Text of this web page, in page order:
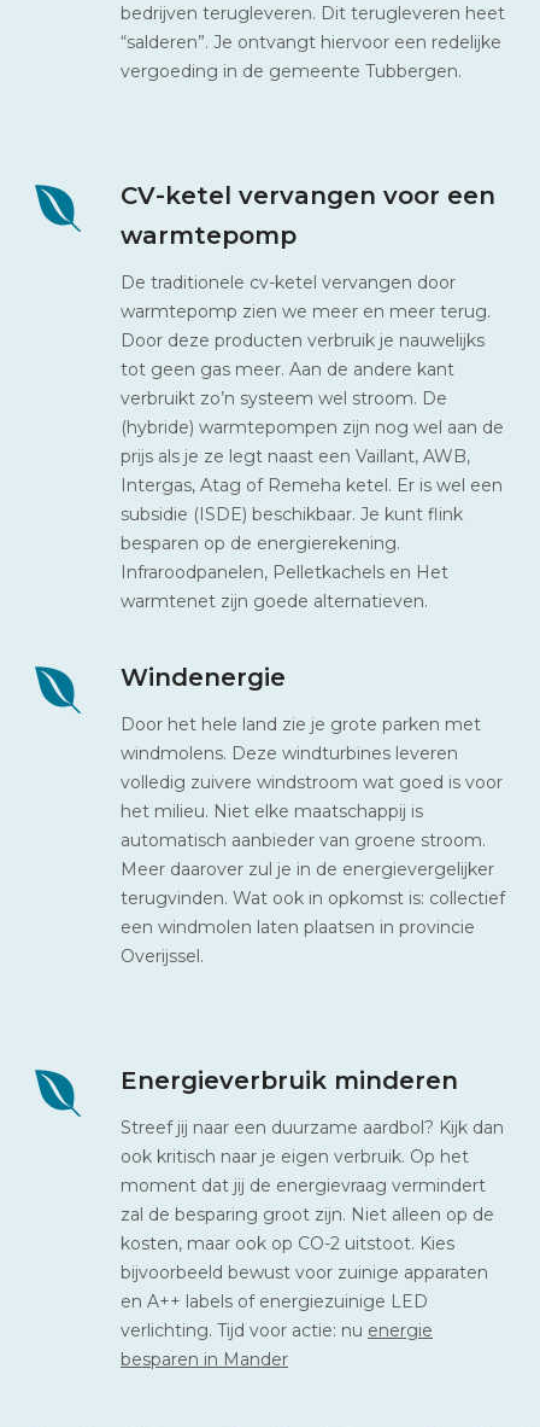
bedrijven terugleveren. Dit terugleveren heet
“salderen”. Je ontvangt hiervoor een redelijke
vergoeding in de gemeente Tubbergen.
CV-ketel vervangen voor een
warmtepomp
De traditionele cv-ketel vervangen door
warmtepomp zien we meer en meer terug.
Door deze producten verbruik je nauwelijks
tot geen gas meer. Aan de andere kant
verbruikt zo’n systeem wel stroom. De
(hybride) warmtepompen zijn nog wel aan de
prijs als je ze legt naast een Vaillant, AWB,
Intergas, Atag of Remeha ketel. Er is wel een
subsidie (ISDE) beschikbaar. Je kunt flink
besparen op de energierekening.
Infraroodpanelen, Pelletkachels en Het
warmtenet zijn goede alternatieven.
Windenergie
Door het hele land zie je grote parken met
windmolens. Deze windturbines leveren
volledig zuivere windstroom wat goed is voor
het milieu. Niet elke maatschappij is
automatisch aanbieder van groene stroom.
Meer daarover zul je in de energievergelijker
terugvinden. Wat ook in opkomst is: collectief
een windmolen laten plaatsen in provincie
Overijssel.
Energieverbruik minderen
Streef jij naar een duurzame aardbol? Kijk dan
ook kritisch naar je eigen verbruik. Op het
moment dat jij de energievraag vermindert
zal de besparing groot zijn. Niet alleen op de
kosten, maar ook op CO-2 uitstoot. Kies
bijvoorbeeld bewust voor zuinige apparaten
en A++ labels of energiezuinige LED
verlichting. Tijd voor actie: nu energie
besparen in Mander